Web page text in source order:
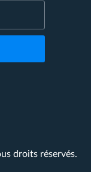
droits réservés.